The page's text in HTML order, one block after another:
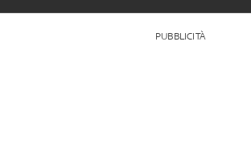
PUBBLICITÀ